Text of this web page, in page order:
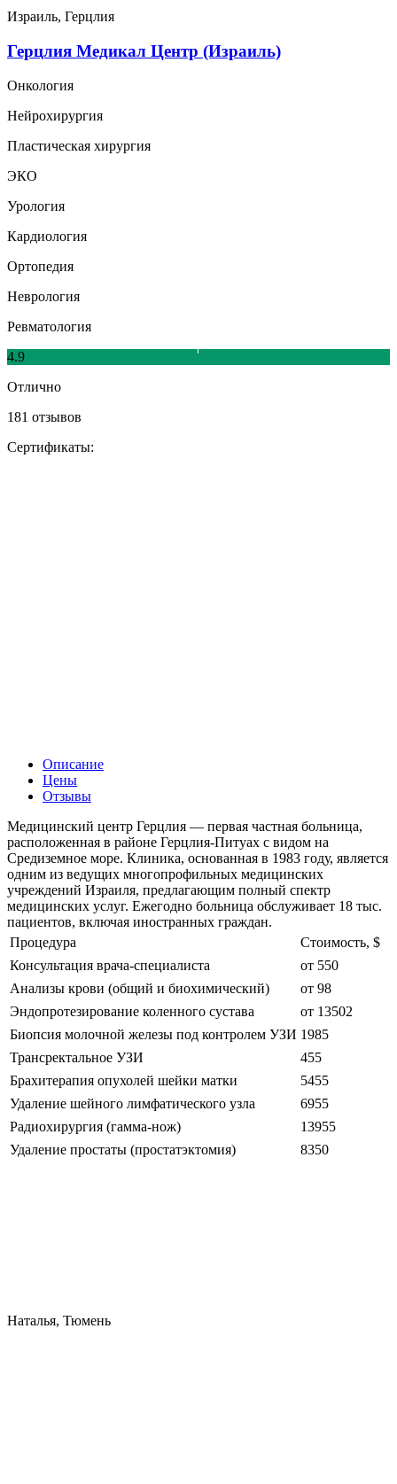
Израиль, Герцлия
Герцлия Медикал Центр (Израиль)
Онкология
Нейрохирургия
Пластическая хирургия
ЭКО
Урология
Кардиология
Ортопедия
Неврология
Ревматология
4.9
Отлично
181 отзывов
Сертификаты:
Описание
Цены
Отзывы
Медицинский центр Герцлия — первая частная больница,
расположенная в районе Герцлия-Питуах с видом на
Средиземное море. Клиника, основанная в 1983 году, является
одним из ведущих многопрофильных медицинских
учреждений Израиля, предлагающим полный спектр
медицинских услуг. Ежегодно больница обслуживает 18 тыс.
пациентов, включая иностранных граждан.
Процедура
Стоимость, $
Консультация врача-специалиста
от 550
Анализы крови (общий и биохимический)
от 98
Эндопротезирование коленного сустава
от 13502
Биопсия молочной железы под контролем УЗИ 1985
Трансректальное УЗИ
455
Брахитерапия опухолей шейки матки
5455
Удаление шейного лимфатического узла
6955
Радиохирургия (гамма-нож)
13955
Удаление простаты (простатэктомия)
8350
Наталья, Тюмень